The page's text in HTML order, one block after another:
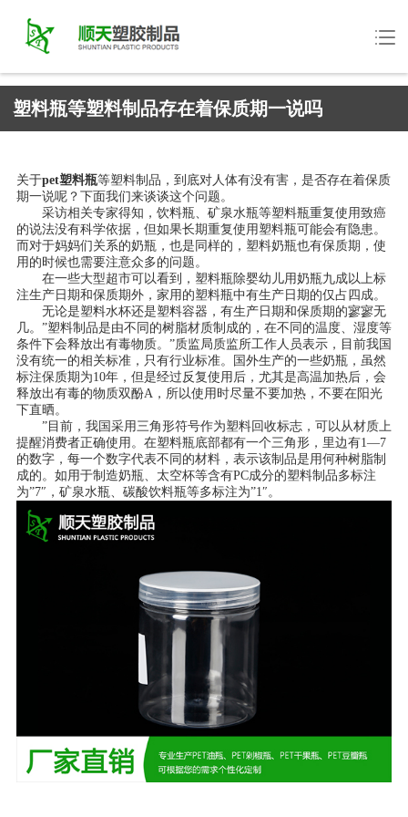
塑料瓶等塑料制品存在着保质期一说吗
关于pet塑料瓶等塑料制品，到底对人体有没有害，是否存在着保质
期一说呢？下面我们来谈谈这个问题。
采访相关专家得知，饮料瓶、矿泉水瓶等塑料瓶重复使用致癌
的说法没有科学依据，但如果长期重复使用塑料瓶可能会有隐患。
而对于妈妈们关系的奶瓶，也是同样的，塑料奶瓶也有保质期，使
用的时候也需要注意众多的问题。
在一些大型超市可以看到，塑料瓶除婴幼儿用奶瓶九成以上标
注生产日期和保质期外，家用的塑料瓶中有生产日期的仅占四成。
无论是塑料水杯还是塑料容器，有生产日期和保质期的寥寥无
几。”塑料制品是由不同的树脂材质制成的，在不同的温度、湿度等
条件下会释放出有毒物质。”质监局质监所工作人员表示，目前我国
没有统一的相关标准，只有行业标准。国外生产的一些奶瓶，虽然
标注保质期为10年，但是经过反复使用后，尤其是高温加热后，会
释放出有毒的物质双酚A，所以使用时尽量不要加热，不要在阳光
下直晒。
”目前，我国采用三角形符号作为塑料回收标志，可以从材质上
提醒消费者正确使用。在塑料瓶底部都有一个三角形，里边有1―7
的数字，每一个数字代表不同的材料，表示该制品是用何种树脂制
成的。如用于制造奶瓶、太空杯等含有PC成分的塑料制品多标注
为”7″，矿泉水瓶、碳酸饮料瓶等多标注为”1″。